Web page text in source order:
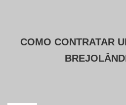
COMO CONTRATAR